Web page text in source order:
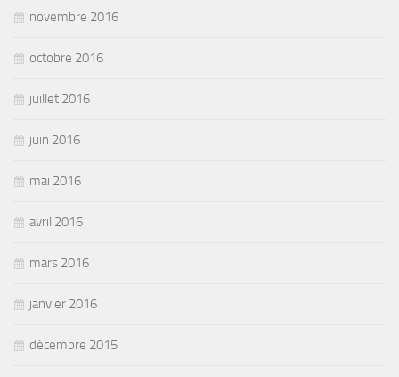
novembre 2016
octobre 2016
juillet 2016
juin 2016
mai 2016
avril 2016
mars 2016
janvier 2016
décembre 2015